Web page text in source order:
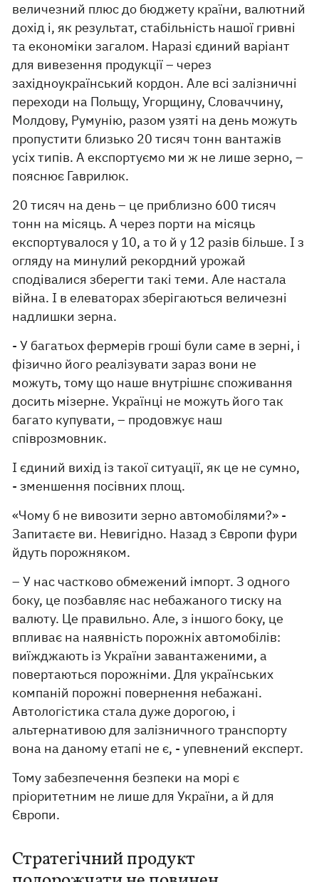
величезний плюс до бюджету країни, валютний
дохід і, як результат, стабільність нашої гривні
та економіки загалом. Наразі єдиний варіант
для вивезення продукції – через
західноукраїнський кордон. Але всі залізничні
переходи на Польщу, Угорщину, Словаччину,
Молдову, Румунію, разом узяті на день можуть
пропустити близько 20 тисяч тонн вантажів
усіх типів. А експортуємо ми ж не лише зерно, –
пояснює Гаврилюк.
20 тисяч на день – це приблизно 600 тисяч
тонн на місяць. А через порти на місяць
експортувалося у 10, а то й у 12 разів більше. І з
огляду на минулий рекордний урожай
сподівалися зберегти такі теми. Але настала
війна. І в елеваторах зберігаються величезні
надлишки зерна.
- У багатьох фермерів гроші були саме в зерні, і
фізично його реалізувати зараз вони не
можуть, тому що наше внутрішнє споживання
досить мізерне. Українці не можуть його так
багато купувати, – продовжує наш
співрозмовник.
І єдиний вихід із такої ситуації, як це не сумно,
- зменшення посівних площ.
«Чому б не вивозити зерно автомобілями?» -
Запитаєте ви. Невигідно. Назад з Європи фури
йдуть порожняком.
– У нас частково обмежений імпорт. З одного
боку, це позбавляє нас небажаного тиску на
валюту. Це правильно. Але, з іншого боку, це
впливає на наявність порожніх автомобілів:
виїжджають із України завантаженими, а
повертаються порожніми. Для українських
компаній порожні повернення небажані.
Автологістика стала дуже дорогою, і
альтернативою для залізничного транспорту
вона на даному етапі не є, - упевнений експерт.
Тому забезпечення безпеки на морі є
пріоритетним не лише для України, а й для
Європи.
Стратегічний продукт